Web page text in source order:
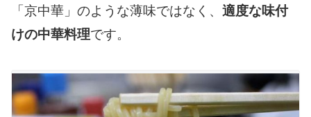
「京中華」のような薄味ではなく、 適度な味付
けの中華料理です。